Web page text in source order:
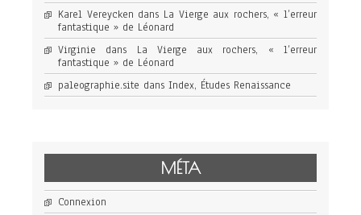
Karel Vereycken dans La Vierge aux rochers, « l’erreur
fantastique » de Léonard
Virginie dans La Vierge aux rochers, « l’erreur
fantastique » de Léonard
paleographie.site dans Index, Études Renaissance
MÉTA
Connexion